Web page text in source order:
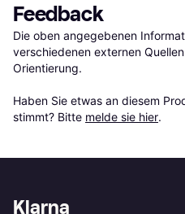
Feedback
Die oben angegebenen
verschiedenen externen
Orientierung.
Haben Sie etwas an diesem
stimmt? Bitte melde sie hier.
Klarna